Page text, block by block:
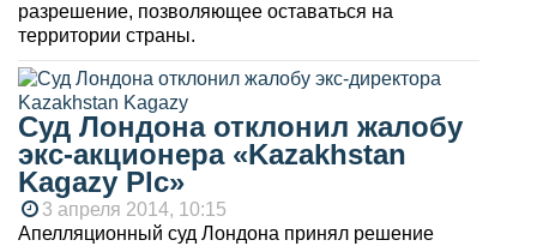
разрешение, позволяющее оставаться на
территории страны.
Суд Лондона отклонил жалобу
экс-акционера «Kazakhstan
Kagazy Plc»
3 апреля 2014, 10:15
Апелляционный суд Лондона принял решение